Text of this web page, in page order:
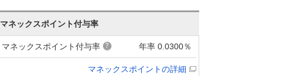
マネックスポイント付与率
マネックスポイント付与率 年率 0.0300％
マネックスポイントの詳細